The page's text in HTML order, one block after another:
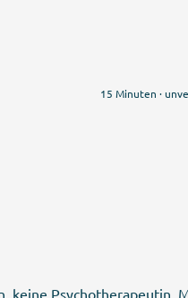
15 Minuten ·
keine